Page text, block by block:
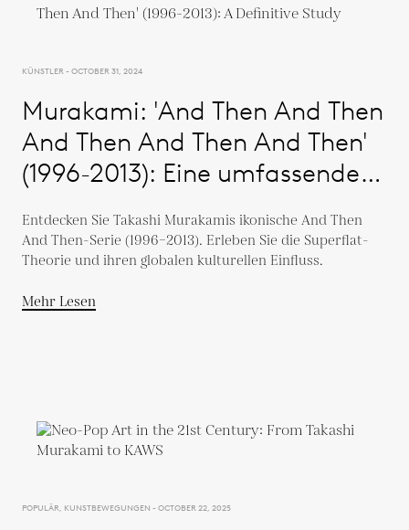
KÜNSTLER - OCTOBER 31, 2024
Murakami: 'And Then And Then
And Then And Then And Then'
(1996-2013): Eine umfassende
Entdecken Sie Takashi Murakamis ikonische And Then
And Then-Serie (1996–2013). Erleben Sie die Superflat-
Theorie und ihren globalen kulturellen Einfluss.
Mehr Lesen
POPULÄR, KUNSTBEWEGUNGEN - OCTOBER 22, 2025